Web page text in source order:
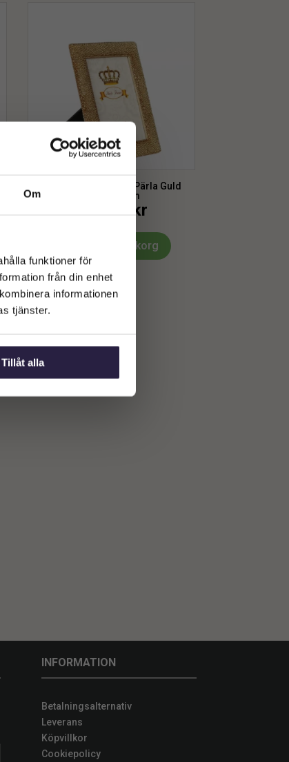
Om
funktioner för
från din enhet
informationen
tjänster.
Tillåt alla
Inredning | Fotoram Pärla Guld
14,5×19,5cm
kr
Lägg till i varukorg
INFORMATION
Betalningsalternativ
Leverans
Köpvillkor
Cookiepolicy